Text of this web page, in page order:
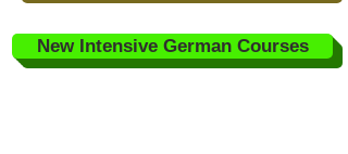
New Intensive German Courses